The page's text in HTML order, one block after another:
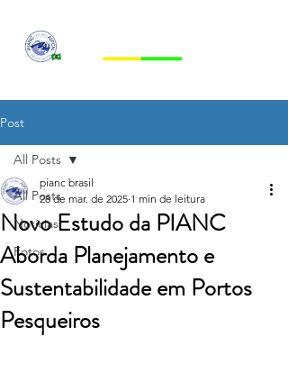
Post
All Posts
Notícias
Fotos
All Posts
Novo Estudo da PIANC
Aborda Planejamento e
Sustentabilidade em Portos
Pesqueiros
pianc brasil
28 de mar. de 2025 1 min de leitura